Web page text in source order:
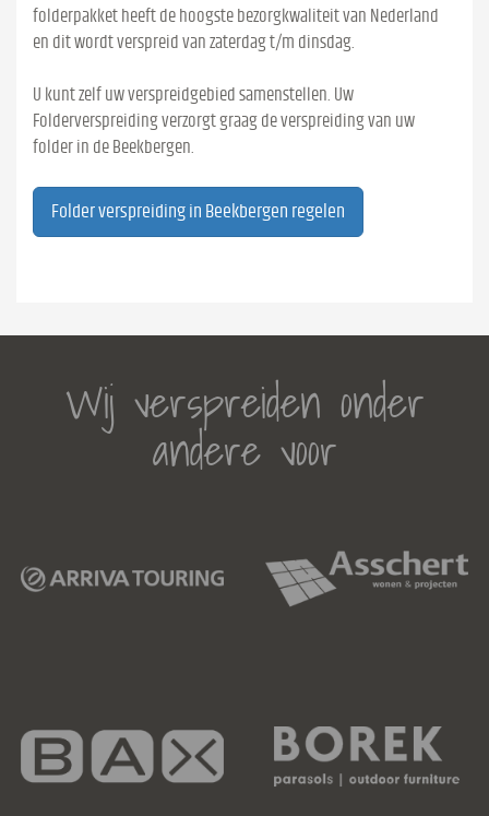
folderpakket heeft de hoogste bezorgkwaliteit van Nederland
en dit wordt verspreid van zaterdag t/m dinsdag.
U kunt zelf uw verspreidgebied samenstellen. Uw
Folderverspreiding verzorgt graag de verspreiding van uw
folder in de Beekbergen.
Folder verspreiding in Beekbergen regelen
Wij verspreiden onder
andere voor